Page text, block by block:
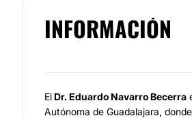
INFORMACIÓN
ElDr. Eduardo Navarro Becerra
Autónoma de Guadalajara,